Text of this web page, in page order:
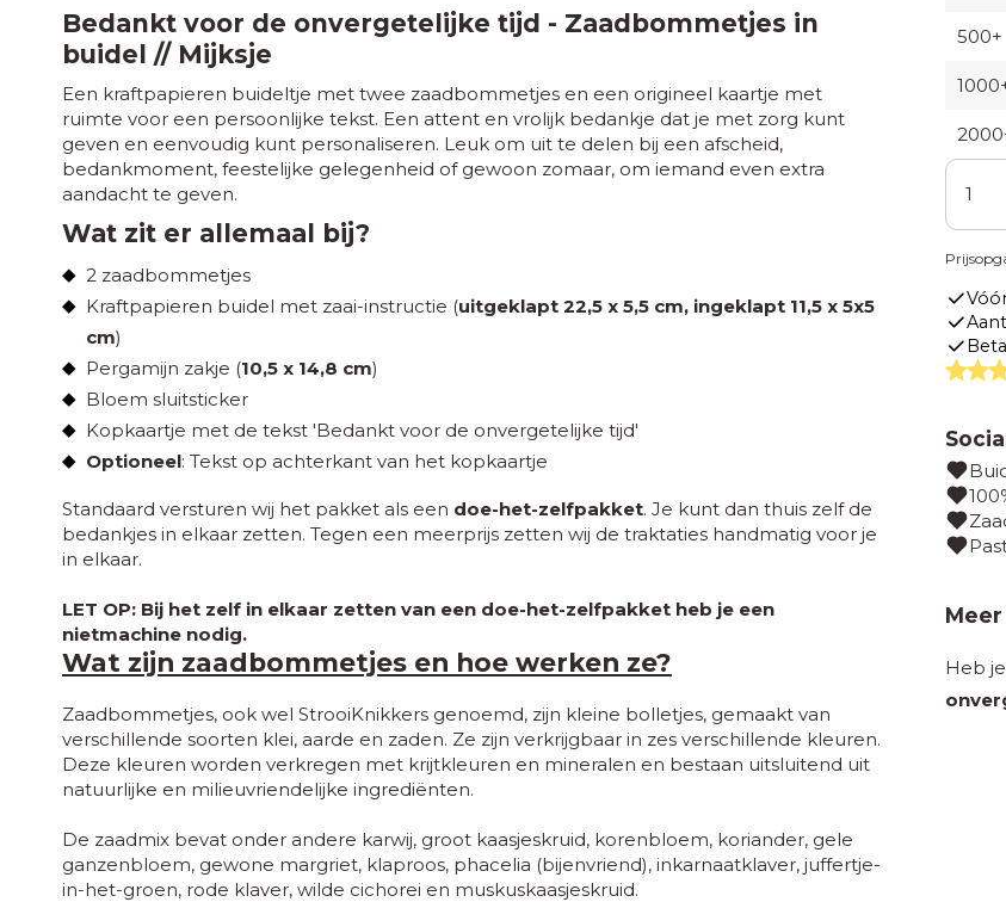
500+
Aantal
Heb
Bedankt voor de onvergetelijke tijd - Zaadbommetjes in
buidel // Mijksje
Een kraftpapieren buideltje met twee zaadbommetjes en een origineel kaartje met
ruimte voor een persoonlijke tekst. Een attent en vrolijk bedankje dat je met zorg kunt
geven en eenvoudig kunt personaliseren. Leuk om uit te delen bij een afscheid,
bedankmoment, feestelijke gelegenheid of gewoon zomaar, om iemand even extra
aandacht te geven.
Wat zit er allemaal bij?
2 zaadbommetjes
Kraftpapieren buidel met zaai-instructie (uitgeklapt 22,5 x 5,5 cm, ingeklapt 11,5 x 5x5
cm)
Pergamijn zakje (10,5 x 14,8 cm)
Bloem sluitsticker
Kopkaartje met de tekst 'Bedankt voor de onvergetelijke tijd'
Optioneel: Tekst op achterkant van het kopkaartje
Standaard versturen wij het pakket als een doe-het-zelfpakket. Je kunt dan thuis zelf de
bedankjes in elkaar zetten. Tegen een meerprijs zetten wij de traktaties handmatig voor je
in elkaar.
LET OP: Bij het zelf in elkaar zetten van een doe-het-zelfpakket heb je een
nietmachine nodig.
Wat zijn zaadbommetjes en hoe werken ze?
Zaadbommetjes, ook wel StrooiKnikkers genoemd, zijn kleine bolletjes, gemaakt van
verschillende soorten klei, aarde en zaden. Ze zijn verkrijgbaar in zes verschillende kleuren.
Deze kleuren worden verkregen met krijtkleuren en mineralen en bestaan uitsluitend uit
natuurlijke en milieuvriendelijke ingrediënten.
De zaadmix bevat onder andere karwij, groot kaasjeskruid, korenbloem, koriander, gele
ganzenbloem, gewone margriet, klaproos, phacelia (bijenvriend), inkarnaatklaver, juffertje-
in-het-groen, rode klaver, wilde cichorei en muskuskaasjeskruid.